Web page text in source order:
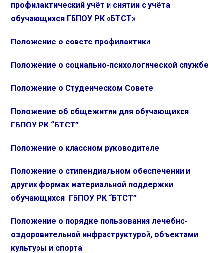
профилактический учёт и снятии с учёта
обучающихся ГБПОУ РК «БТСТ»
Положение о совете профилактики
Положение о социально-психологической службе
Положение о Студенческом Совете
Положение об общежитии для обучающихся
ГБПОУ РК “БТСТ”
Положение о классном руководителе
Положение о стипендиальном обеспечении и
других формах материальной поддержки
обучающихся ГБПОУ РК “БТСТ”
Положение о порядке пользования лечебно-
оздоровительной инфраструктурой, объектами
культуры и спорта